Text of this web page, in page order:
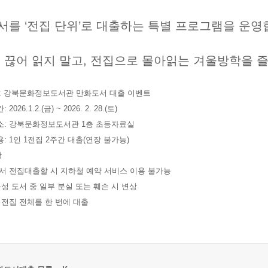
를 ‘전집 단위’로 대출하는 특별 프로그램을 운영
끊어 읽지 말고, 전집으로 몰아읽는 겨울방학을
북문화정보도서관 만화도서 대출 이벤트
2026.1.2.(금) ~ 2026. 2. 28.(토)
강북문화정보도서관 1층 초등자료실
1인 1전집 2주간 대출(연장 불가능)
집대출할 시 지하철 예약 서비스 이용 불가능
도서 중 일부 분실 또는 훼손 시 변상
집 전체를 한 번에 대출